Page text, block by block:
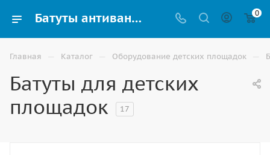
Батуты антивандальные для детских площадок купить в Ставрополе 0
Главная — Каталог — Оборудование детских площадок —
Батуты для детских
площадок
17